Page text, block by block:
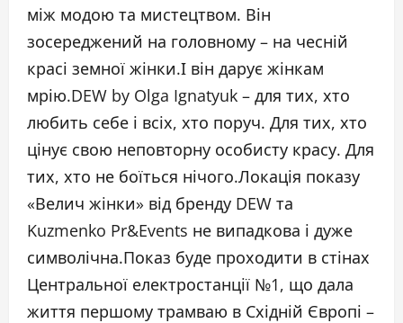
між модою та мистецтвом. Він
зосереджений на головному – на чесній
красі земної жінки.І він дарує жінкам
мрію.DEW by Olga Ignatyuk – для тих, хто
любить себе і всіх, хто поруч. Для тих, хто
цінує свою неповторну особисту красу. Для
тих, хто не боїться нічого.Локація показу
«Велич жінки» від бренду DEW та
Kuzmenko Pr&Events не випадкова і дуже
символічна.Показ буде проходити в стінах
Центральної електростанції №1, що дала
життя першому трамваю в Східній Європі –